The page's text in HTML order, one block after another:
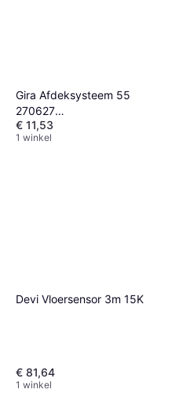
Gira Afdeksysteem 55
270627
Verwarmingsaccessoires
€ 11,53
1 winkel
Devi Vloersensor 3m 15K
€ 81,64
1 winkel